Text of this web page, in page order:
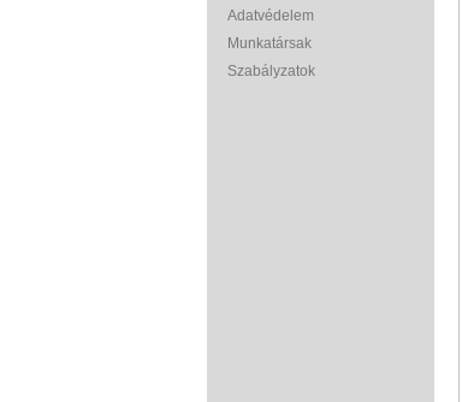
Adatvédelem
Munkatársak
Szabályzatok